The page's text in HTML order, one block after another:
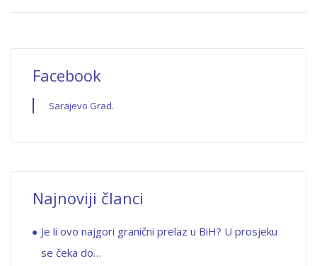
Facebook
Sarajevo Grad.
Najnoviji članci
Je li ovo najgori granični prelaz u BiH? U prosjeku
se čeka do…